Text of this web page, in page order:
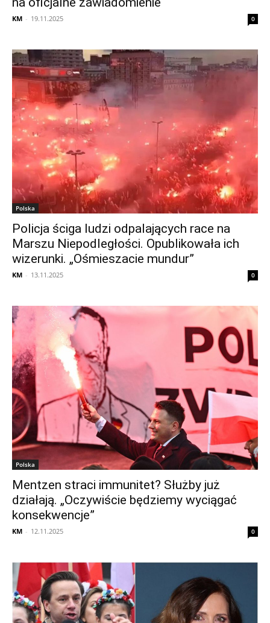
KM - 19.11.2025 0
Polska
Policja ściga ludzi odpalających race na
Marszu Niepodległości. Opublikowała ich
wizerunki. „Ośmieszacie mundur”
KM - 13.11.2025 0
Polska
Mentzen straci immunitet? Służby już
działają. „Oczywiście będziemy wyciągać
konsekwencje”
KM - 12.11.2025 0